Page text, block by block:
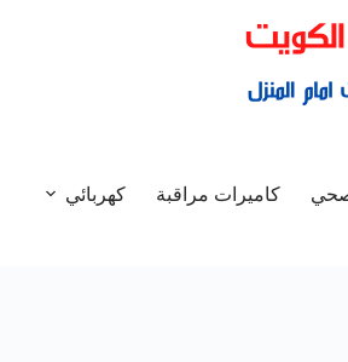
كاميرات مراقبة كهربائي